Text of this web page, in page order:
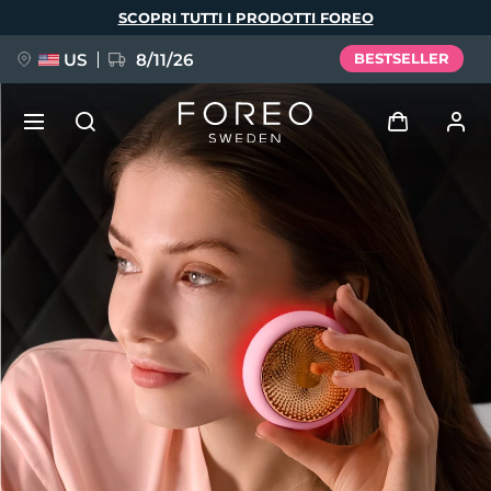
SCOPRI TUTTI I PRODOTTI FOREO
US 8/11/26 BESTSELLER
Accedi
Profilo utente
I miei dispositivi
I miei ordini
I miei indirizzi
I miei abbonamenti
NUOVO
FAQ™ Pure Beauty-Tech Elixir
BREAKING NEWS
issa™ Teeth Whitening Set
Lingua
Deutsch
Español
Français
Italiano
Português
Polski
Svenska
Русский
Türkçe
简体中文 繁體中文